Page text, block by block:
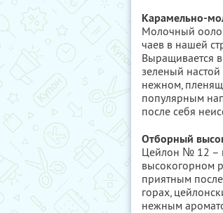
Карамельно-
Молочный
чаев в нашей
Выращивается
зеленый
нежном,
популярным
после себя
Отборный
Цейлон № 12 –
высокогорном
приятным
горах,
нежным